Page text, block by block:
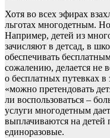
Хотя во всех эфирах
льготах многодетным.
Например, детей из
зачисляют в детсад, в
обеспечивать
сожалению, делается не
о бесплатных путевках в
«можно претендовать
ли воспользоваться –
услуги многодетным
выплачиваются на детей
единоразовые.